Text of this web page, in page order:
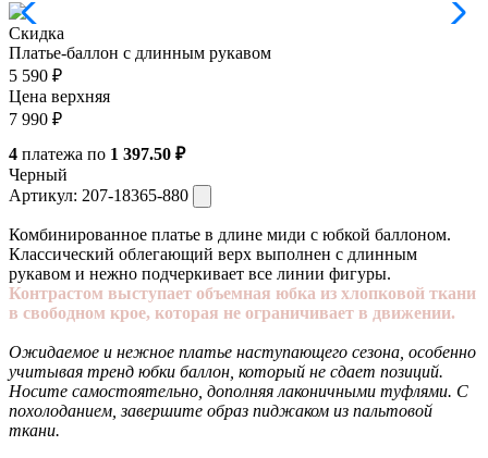
Скидка
Платье-баллон с длинным рукавом
5 590 ₽
Цена верхняя
7 990 ₽
4 платежа по 1 397.50 ₽
Черный
Артикул: 207-18365-880
Комбинированное платье в длине миди с юбкой баллоном.
Классический облегающий верх выполнен с длинным
рукавом и нежно подчеркивает все линии фигуры.
Контрастом выступает объемная юбка из хлопковой ткани
в свободном крое, которая не ограничивает в движении.
Ожидаемое и нежное платье наступающего сезона, особенно
учитывая тренд юбки баллон, который не сдает позиций.
Носите самостоятельно, дополняя лаконичными туфлями. С
похолоданием, завершите образ пиджаком из пальтовой
ткани.